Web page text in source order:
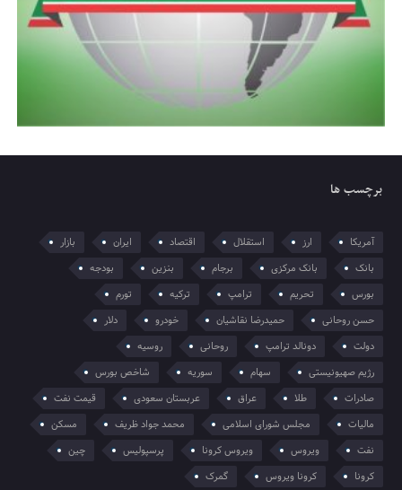
برچسب ها
آمریکا ارز استقلال اقتصاد ایران
بازار
بانک
بانک مرکزی برجام بنزین
بودجه
بورس
تحریم ترامپ ترکیه
تورم
حسن روحانی
حمیدرضا نقاشیان خودرو
دلار
دولت
دونالد ترامپ روحانی
روسیه
رژیم صهیونیستی
سهام سوریه
شاخص بورس
صادرات
طلا عراق عربستان سعودی
قیمت نفت
مالیات
مجلس شورای اسلامی محمد جواد ظریف
مسکن
نفت
ویروس ویروس کرونا پرسپولیس
چین
کرونا
کرونا ویروس گمرک